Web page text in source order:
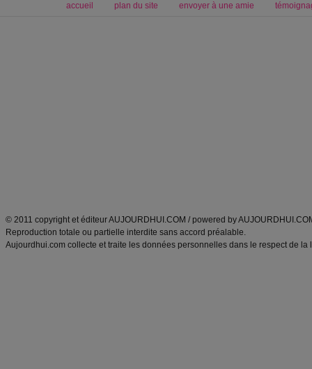
accueil plan du site envoyer à une amie
© 2011 copyright et éditeur AUJOURDHUI.COM / powered by
Reproduction totale ou partielle interdite sans accord préalable.
Aujourdhui.com collecte et traite les données personnelles dans le respect de